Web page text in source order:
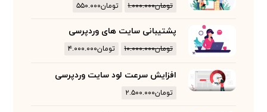
تومان۱.۰۰۰.۰۰۰ تومان۵۵۰.۰۰۰
پشتیبانی سایت های وردپرسی
تومان۱۰.۰۰۰.۰۰۰ تومان۴.۰۰۰.۰۰۰
افزایش سرعت لود سایت وردپرسی
تومان۲.۵۰۰.۰۰۰